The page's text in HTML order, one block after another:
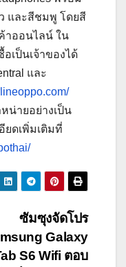
และสีชมพู โดยสี
าออนไลน์ ใน
เป็นเจ้าของได้
และ
น่ายอย่างเป็น
ยดเพิ่มเติมที่
ซัมซุงจัดโปร
Galaxy
S6 Wifi ตอบ